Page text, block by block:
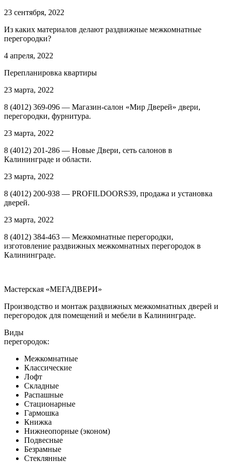
23 сентября, 2022
Из каких материалов делают раздвижные межкомнатные
перегородки?
4 апреля, 2022
Перепланировка квартиры
23 марта, 2022
8 (4012) 369-096 — Магазин-салон «Мир Дверей» двери,
перегородки, фурнитура.
23 марта, 2022
8 (4012) 201-286 — Новые Двери, сеть салонов в
Калининграде и области.
23 марта, 2022
8 (4012) 200-938 — PROFILDOORS39, продажа и установка
дверей.
23 марта, 2022
8 (4012) 384-463 — Межкомнатные перегородки,
изготовление раздвижных межкомнатных перегородок в
Калининграде.
Мастерская «МЕГАДВЕРИ»
Производство и монтаж раздвижных межкомнатных дверей и
перегородок для помещений и мебели в Калининграде.
Виды
перегородок:
Межкомнатные
Классические
Лофт
Складные
Распашные
Стационарные
Гармошка
Книжка
Нижнеопорные (эконом)
Подвесные
Безрамные
Стеклянные